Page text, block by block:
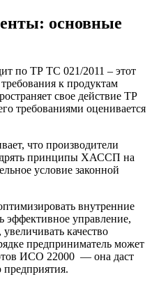
основные
по ТР ТС 021/2011 – этот
к продуктам
свое действие ТР
требованиями оценивается
что производители
принципы ХАССП на
условие законной
внутренние
эффективное управление,
качество
предприниматель может
ИСО 22000 — она даст